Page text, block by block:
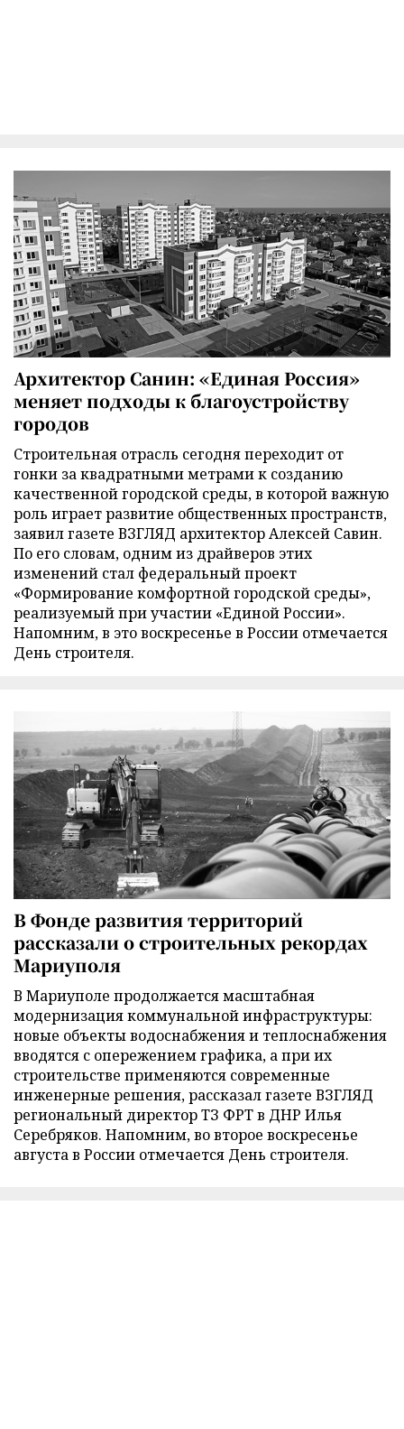
Архитектор Санин: «Единая Россия»
меняет подходы к благоустройству
городов
Строительная отрасль сегодня переходит от
гонки за квадратными метрами к созданию
качественной городской среды, в которой важную
роль играет развитие общественных пространств,
заявил газете ВЗГЛЯД архитектор Алексей Савин.
По его словам, одним из драйверов этих
изменений стал федеральный проект
«Формирование комфортной городской среды»,
реализуемый при участии «Единой России».
Напомним, в это воскресенье в России отмечается
День строителя.
В Фонде развития территорий
рассказали о строительных рекордах
Мариуполя
В Мариуполе продолжается масштабная
модернизация коммунальной инфраструктуры:
новые объекты водоснабжения и теплоснабжения
вводятся с опережением графика, а при их
строительстве применяются современные
инженерные решения, рассказал газете ВЗГЛЯД
региональный директор ТЗ ФРТ в ДНР Илья
Серебряков. Напомним, во второе воскресенье
августа в России отмечается День строителя.